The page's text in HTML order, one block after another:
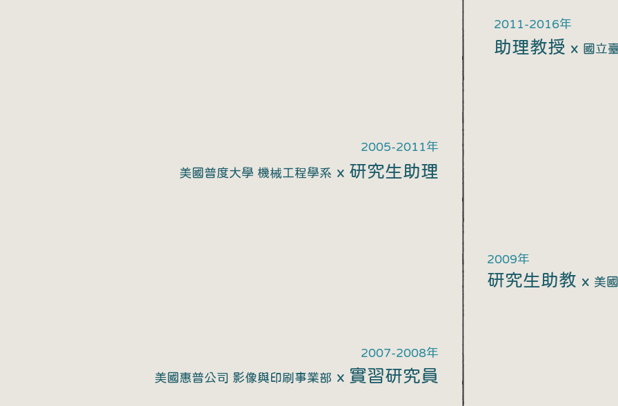
2011-2016年
助理教授 x 國立
2005-2011年
美國普度大學 機械工程學系 x 研究生助理
2009年
研究生助教 x 美
2007-2008年
美國惠普公司 影像與印刷事業部 x 實習研究員